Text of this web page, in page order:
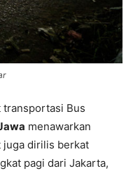
transportasi Bus
menawarkan
juga dirilis berkat
pagi dari Jakarta,